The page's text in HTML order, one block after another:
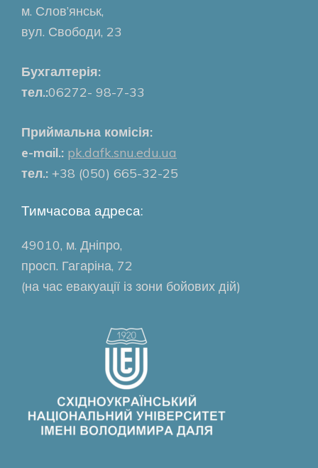
м. Слов’янськ,
вул. Свободи, 23
Бухгалтерія:
тел.:06272- 98-7-33
Приймальна комісія:
e-mail.: pk.dafk.snu.edu.ua
тел.: +38 (050) 665-32-25
Тимчасова адреса:
49010, м. Дніпро,
просп. Гагаріна, 72
(на час евакуації із зони бойових дій)